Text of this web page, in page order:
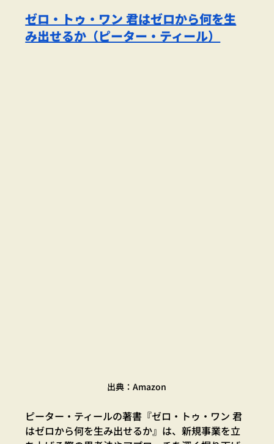
ゼロ・トゥ・ワン 君はゼロから何を生
み出せるか（ピーター・ティール）
出典：Amazon
ピーター・ティールの著書『ゼロ・トゥ・ワン 君
はゼロから何を生み出せるか』は、新規事業を立